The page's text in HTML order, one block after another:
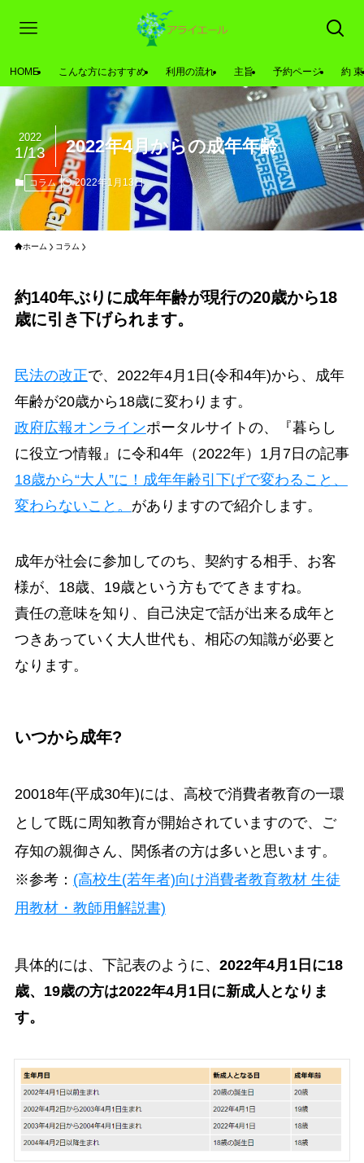
HOME こんな方におすすめ 利用の流れ 主旨 予約ページ 約 束
2022年4月からの成年年齢
2022
1/13
コラム 2022年1月13日
ホーム コラム
約140年ぶりに成年年齢が現行の20歳から18
歳に引き下げられます。
民法の改正で、2022年4月1日(令和4年)から、成年
年齢が20歳から18歳に変わります。
政府広報オンラインポータルサイトの、『暮らし
に役立つ情報』に令和4年（2022年）1月7日の記事
18歳から“大人”に！成年年齢引下げで変わること、
変わらないこと。 がありますので紹介します。
成年が社会に参加してのち、契約する相手、お客
様が、18歳、19歳という方もでてきますね。
責任の意味を知り、自己決定で話が出来る成年と
つきあっていく大人世代も、相応の知識が必要と
なります。
いつから成年?
20018年(平成30年)には、高校で消費者教育の一環
として既に周知教育が開始されていますので、ご
存知の親御さん、関係者の方は多いと思います。
※参考： (高校生(若年者)向け消費者教育教材 生徒
用教材・教師用解説書)
具体的には、下記表のように、 2022年4月1日に18
歳、19歳の方は2022年4月1日に新成人となりま
す。